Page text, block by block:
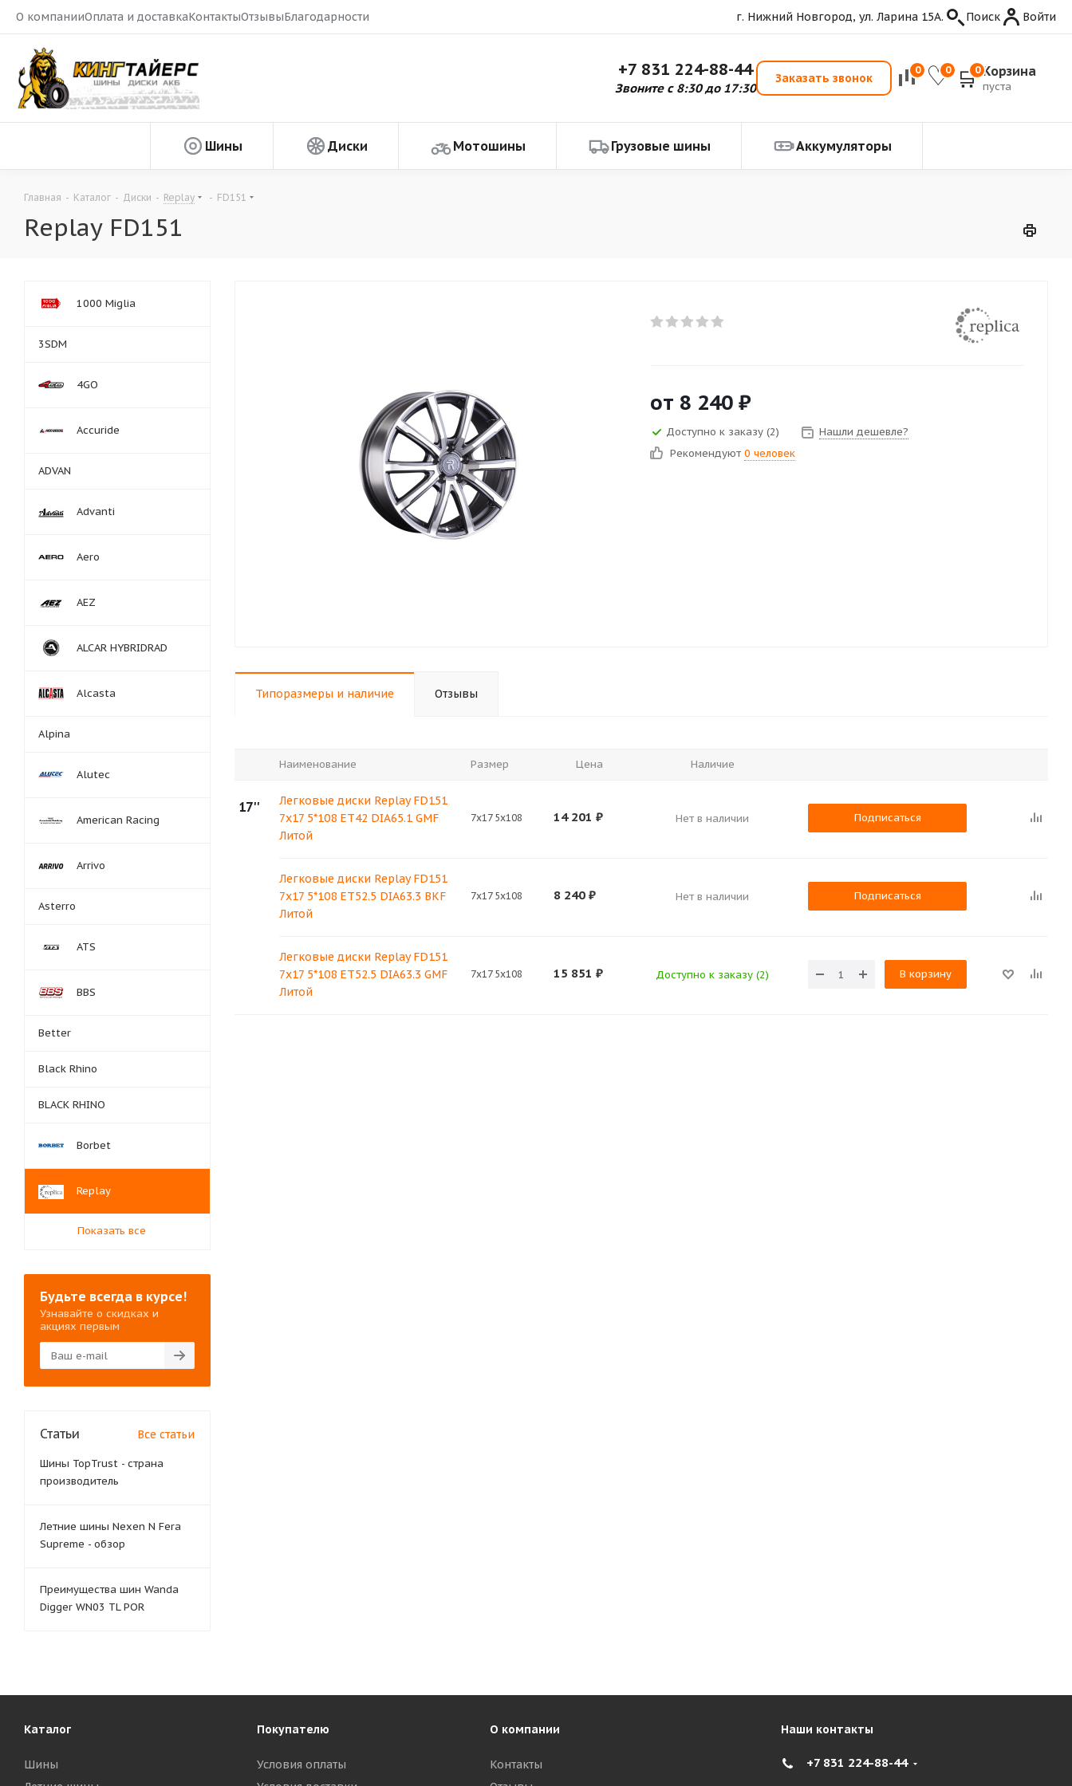
О компанииОплата и доставкаКонтактыОтзывыБлагодарности г. Нижний Новгород, ул. Ларина 15А. Поиск Войти
+7 831 224-88-44
Звоните с 8:30 до 17:30
Заказать звонок
0 0 0 Корзина
пуста
Шины Диски Мотошины Грузовые шины Аккумуляторы
Главная - Каталог - Диски - Replay - FD151
Replay FD151
от 8 240 ₽
Доступно к заказу (2)
Нашли дешевле?
Рекомендуют 0 человек
Типоразмеры и наличие Отзывы
Наименование Размер Цена Наличие
17''
Легковые диски Replay FD151
7x17 5*108 ET42 DIA65.1 GMF
Литой
7x17 5x108 14 201 ₽ Нет в наличии Подписаться
Легковые диски Replay FD151
7x17 5*108 ET52.5 DIA63.3 BKF
Литой
7x17 5x108 8 240 ₽ Нет в наличии Подписаться
Легковые диски Replay FD151
7x17 5*108 ET52.5 DIA63.3 GMF
Литой
7x17 5x108 15 851 ₽ Доступно к заказу (2) В корзину
1000 Miglia
3SDM
4GO
Accuride
ADVAN
Advanti
Aero
AEZ
ALCAR HYBRIDRAD
Alcasta
Alpina
Alutec
American Racing
Arrivo
Asterro
ATS
BBS
Better
Black Rhino
BLACK RHINO
Borbet
Replay
Показать все
Будьте всегда в курсе!
Узнавайте о скидках и
акциях первым
Статьи Все статьи
Шины TopTrust - страна
производитель
Летние шины Nexen N Fera
Supreme - обзор
Преимущества шин Wanda
Digger WN03 TL POR
Каталог
Шины
Покупателю
Условия оплаты
О компании
Контакты
Наши контакты
+7 831 224-88-44